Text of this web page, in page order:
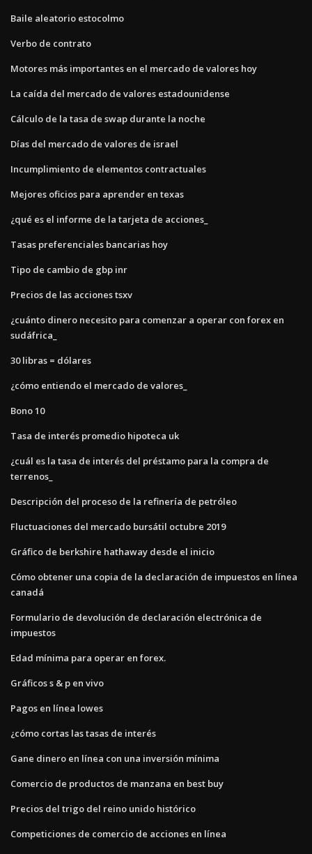
Baile aleatorio estocolmo
Verbo de contrato
Motores más importantes en el mercado de valores hoy
La caída del mercado de valores estadounidense
Cálculo de la tasa de swap durante la noche
Días del mercado de valores de israel
Incumplimiento de elementos contractuales
Mejores oficios para aprender en texas
¿qué es el informe de la tarjeta de acciones_
Tasas preferenciales bancarias hoy
Tipo de cambio de gbp inr
Precios de las acciones tsxv
¿cuánto dinero necesito para comenzar a operar con forex en
sudáfrica_
30 libras = dólares
¿cómo entiendo el mercado de valores_
Bono 10
Tasa de interés promedio hipoteca uk
¿cuál es la tasa de interés del préstamo para la compra de
terrenos_
Descripción del proceso de la refinería de petróleo
Fluctuaciones del mercado bursátil octubre 2019
Gráfico de berkshire hathaway desde el inicio
Cómo obtener una copia de la declaración de impuestos en línea
canadá
Formulario de devolución de declaración electrónica de
impuestos
Edad mínima para operar en forex.
Gráficos s & p en vivo
Pagos en línea lowes
¿cómo cortas las tasas de interés
Gane dinero en línea con una inversión mínima
Comercio de productos de manzana en best buy
Precios del trigo del reino unido histórico
Competiciones de comercio de acciones en línea